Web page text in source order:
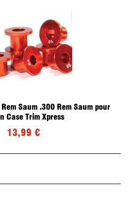
Saum .300 Rem Saum pour
Case Trim Xpress
13,99 €